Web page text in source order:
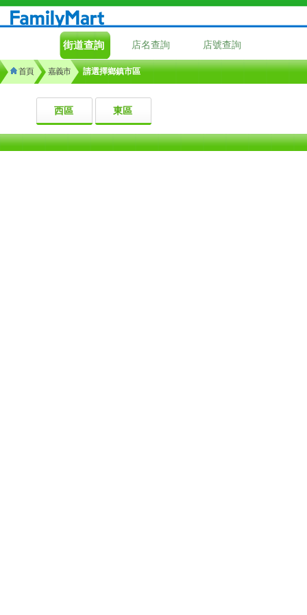
街道查詢 店名查詢 店號查詢
首頁 嘉義市 請選擇鄉鎮市區
西區 東區